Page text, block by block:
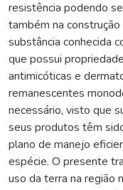
resistência podendo
também na
substância conhecida
que possui
antimicóticas e
remanescentes
necessário, visto que
seus produtos têm
plano de manejo
espécie. O presente
uso da terra na região